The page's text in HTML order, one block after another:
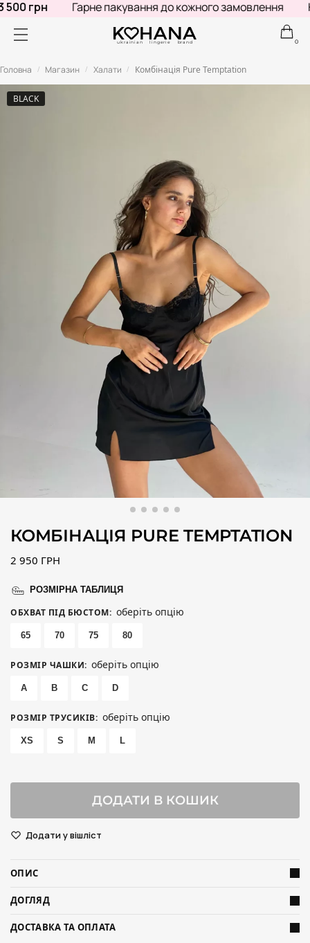
грн Гарне пакування до кожного замовлення
ukrainian lingerie brand 0
Головна / Магазин / Халати / Комбінація Pure Temptation
BLACK
КОМБІНАЦІЯ PURE TEMPTATION
2 950 ГРН
РОЗМІРНА ТАБЛИЦЯ
ОБХВАТ ПІД БЮСТОМ: оберіть опцію
65 70 75 80
РОЗМІР ЧАШКИ: оберіть опцію
A B C D
РОЗМІР ТРУСИКІВ: оберіть опцію
XS S M L
ДОДАТИ В КОШИК
Додати у вішліст
ОПИС
ДОГЛЯД
ДОСТАВКА ТА ОПЛАТА